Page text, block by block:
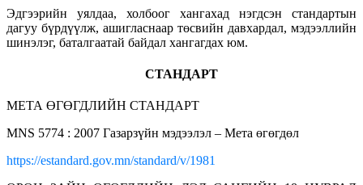
Эдгээрийн уялдаа, холбоог хангахад нэгдсэн стандартын
дагуу бүрдүүлж, ашигласнаар төсвийн давхардал, мэдээллийн
шинэлэг, баталгаатай байдал хангагдах юм.
СТАНДАРТ
МЕТА ӨГӨГДЛИЙН СТАНДАРТ
MNS 5774 : 2007 Газарзүйн мэдээлэл – Мета өгөгдөл
https://estandard.gov.mn/standard/v/1981